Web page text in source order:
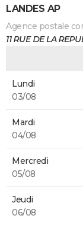
LANDES AP
Agence postale
11 RUE DE LA
Lundi
03/08
Mardi
04/08
Mercredi
05/08
Jeudi
06/08